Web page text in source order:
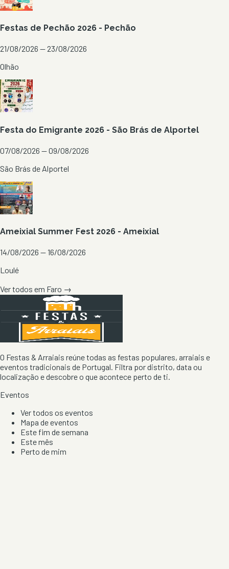
Festas de Pechão 2026 - Pechão
21/08/2026 — 23/08/2026
Olhão
Festa do Emigrante 2026 - São Brás de Alportel
07/08/2026 — 09/08/2026
São Brás de Alportel
Ameixial Summer Fest 2026 - Ameixial
14/08/2026 — 16/08/2026
Loulé
Ver todos em Faro →
O Festas & Arraiais reúne todas as festas populares, arraiais e
eventos tradicionais de Portugal. Filtra por distrito, data ou
localização e descobre o que acontece perto de ti.
Eventos
Ver todos os eventos
Mapa de eventos
Este fim de semana
Este mês
Perto de mim